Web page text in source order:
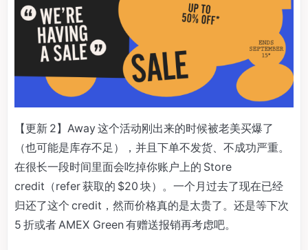
【更新 2】Away 这个活动刚出来的时候被老美买爆了
（也可能是库存不足），并且下单不发货、不成功严重。
在很长一段时间里面会吃掉你账户上的 Store
credit（refer 获取的 $20 块）。一个月过去了现在已经
归还了这个 credit，然而价格真的是太贵了。还是等下次
5 折或者 AMEX Green 有赠送报销再考虑吧。